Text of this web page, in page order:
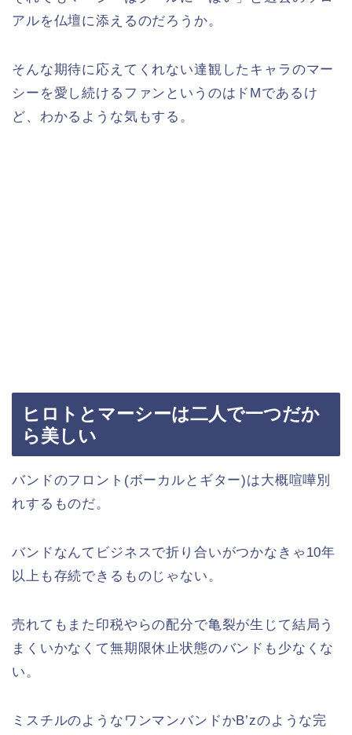
アルを仏壇に添えるのだろうか。
そんな期待に応えてくれない達観したキャラのマー
シーを愛し続けるファンというのはドМであるけ
ど、わかるような気もする。
ヒロトとマーシーは二人で一つだか
ら美しい
バンドのフロント(ボーカルとギター)は大概喧嘩別
れするものだ。
バンドなんてビジネスで折り合いがつかなきゃ10年
以上も存続できるものじゃない。
売れてもまた印税やらの配分で亀裂が生じて結局う
まくいかなくて無期限休止状態のバンドも少なくな
い。
ミスチルのようなワンマンバンドかB’zのような完